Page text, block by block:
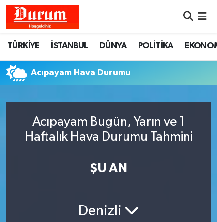
TÜRKİYE İSTANBUL DÜNYA POLİTİKA
Acıpayam Hava Durumu
Acıpayam Bugün, Yarın ve 1
Haftalık Hava Durumu Tahmini
ŞU AN
Denizli
Hava Durumu
Namaz Vakitleri
Süper Lig Puan Durumu ve Fikstür